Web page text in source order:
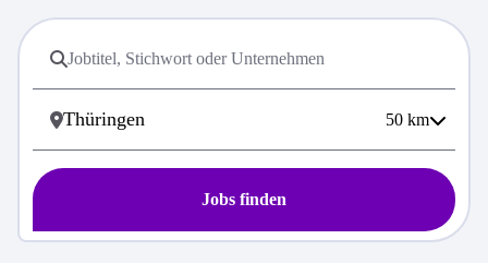
50 km
Jobs finden